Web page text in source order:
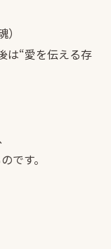
は“愛を伝える存
です。